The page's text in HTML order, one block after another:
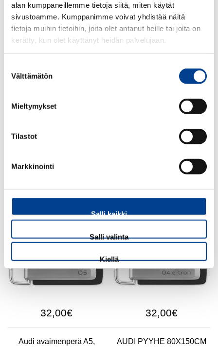
alan kumppaneillemme tietoja siitä, miten käytät
sivustoamme. Kumppanimme voivat yhdistää näitä
tietoja muihin tietoihin, joita olet antanut heille tai joita on
kerätty, kun olet käyttänyt heidän palvelujaan.
valinta
Välttämätön
Mieltymykset
Tilastot
Markkinointi
Salli kaikki
Salli valinta
Kiellä
UUTUUS
50,00€
Gekko Ilmanraikastin,
Audi avaimenperä Q6 e-
tron, hopea/musta
Audi avaimenperä Q5,
32,00€
Audi avaimenperä Q4 e-
32,00€
Audi avaimenperä A5,
AUDI PYYHE 80X150CM